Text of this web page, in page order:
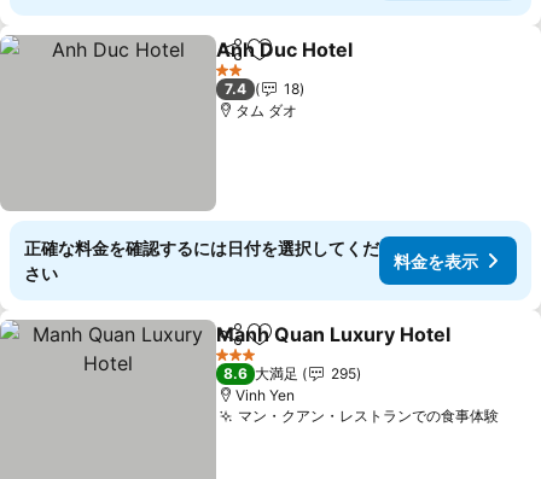
シェアお気に入りに追加
Anh Duc Hotel
2 ホテルのランク
7.4
18
タム ダオ
正確な料金を確認するには日付を選択してくだ
さい
料金を表示
シェアお気に入りに追加
Manh Quan Luxury Hotel
3 ホテルのランク
8.6 大満足
295
Vinh Yen
マン・クアン・レストランでの食事体験料金